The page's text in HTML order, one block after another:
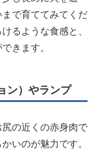
で育ててみてくだ
るような食感と、
きます。
ン）やランプ
の近くの赤身肉で
いのが魅力です。